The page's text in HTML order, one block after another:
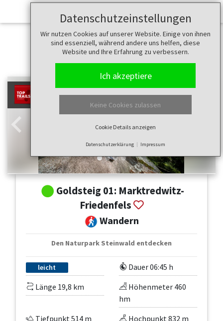
Datenschutzeinstellungen
Wir nutzen Cookies auf unserer Website. Einige von ihnen
sind essenziell, während andere uns helfen, diese
Website und Ihre Erfahrung zu verbessern.
Ich akzeptiere
Keine Cookies zulassen
Cookie Details anzeigen
Datenschutzerklärung Impressum
Zurück
Goldsteig 01: Marktredwitz-
Friedenfels
Wandern
Den Naturpark Steinwald entdecken
leicht
Dauer 06:45 h
Länge 19,8 km
Höhenmeter 460
hm
Tiefpunkt 514 m
Hochpunkt 832 m